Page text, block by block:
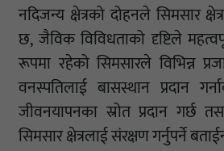
नदिजन्य क्षेत्रको दोहनले सिमसार
छ, जैविक विविधताको दृष्टिले
रूपमा रहेको सिमसारले विभिन्न
वनस्पतिलाई बासस्थान प्रदान
जीवनयापनका स्रोत प्रदान गर्छ
सिमसार क्षेत्रलाई संरक्षण गर्नुपर्ने